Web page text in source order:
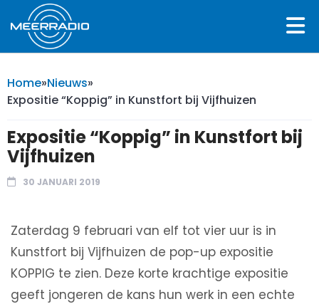
Home»Nieuws»
Expositie “Koppig” in Kunstfort bij Vijfhuizen
Expositie “Koppig” in Kunstfort bij
Vijfhuizen
30 JANUARI 2019
Zaterdag 9 februari van elf tot vier uur is in
Kunstfort bij Vijfhuizen de pop-up expositie
KOPPIG te zien. Deze korte krachtige expositie
geeft jongeren de kans hun werk in een echte